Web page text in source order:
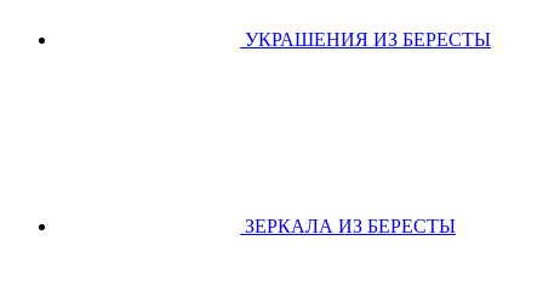
УКРАШЕНИЯ ИЗ БЕРЕСТЫ
ЗЕРКАЛА ИЗ БЕРЕСТЫ